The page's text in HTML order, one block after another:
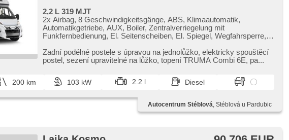
2,2 L 319 MJT
2x Airbag, 8 Geschwindigkeitsgänge, ABS, Klimaautomatik,
Automatikgetriebe, AUX, Boiler, Zentralverriegelung mit
Funkfernbedienung, El. Seitenscheiben, El. Spiegel, Wegfahrsperre,
einstellbar, Drehzahlmesser, Bordcomputer, Positionssitze,
Servolenkung, Vorderwendesitze, Vorderlichter LED,
Lichtsensor, Reifendrucksensor, Dusche, Elektronisches
Stabilitätsprogramm (ESP), Start-Stop System, Tempomat, Getönte
Zadní podélné postele s úpravou na jednolůžko,​ elektricky spouštěcí
postel,​ sezení upravitelné na lůžko,​ topení TRUMA Combi 6E,​ pa...
200 km 103 kW 2.2 l Diesel
Autocentrum Stéblová, Stéblová u Pardubic